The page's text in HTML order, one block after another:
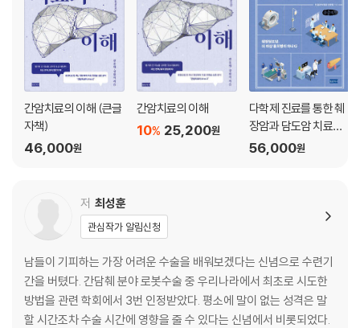
08 담도암치료 - 항암치료
09 담도암치료 - 방사선치료
10 담도암이 무서운 이유
11 담도암치료, 새로운 전략이 필요하다
간암치료의 이해 (큰글
자책)
46,000원
간암치료의 이해
25,200원
10%
다학제 진료를 통한 췌
장암과 담도암 치료의
이해 (큰글자책)
56,000원
저 최성훈
관심작가 알림신청
남들이 기피하는 가장 어려운 수술을 배워보겠다는 신념으로 수련기
간을 버텼다. 간담췌 분야 로봇수술 중 우리나라에서 최초로 시도한
방법을 관련 학회에서 3번 인정받았다. 평소에 말이 없는 성격은 말
할 시간조차 수술 시간에 영향을 줄 수 있다는 신념에서 비롯되었다.